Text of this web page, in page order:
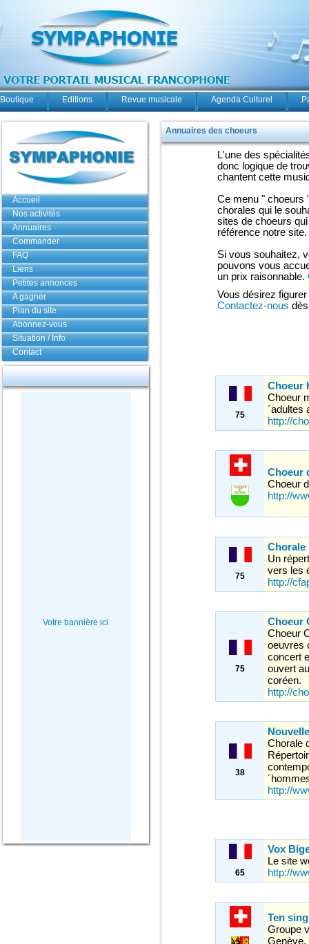
Boutique Editions Revue musicale Agenda Culturel
Accueil
Nos activités
Annuaires
Commander
FAQ
Liens
Petites annonces
A gagner
Plan du site
Abonnez-vous
Situation / Info
Contact
Votre bannière ici
Annuaires des choeurs
L'une des
donc logique de
chantent cette
Ce menu " choeurs
chorales qui le
sites de choeurs
référence notre site.
Si vous souhaitez,
pouvons vous
un prix raisonnable.
Vous désirez
Contactez-nous
75
Choeur
Choeur
´adultes
http://
Choeur
Choeur
http://
75
Chorale
Un
vers les
http://
75
Choeur
Choeur
oeuvres
concert
ouvert
coréen.
http://
38
Chorale
http://
65
Vox
Le site
http://
Ten
Groupe
Genève,